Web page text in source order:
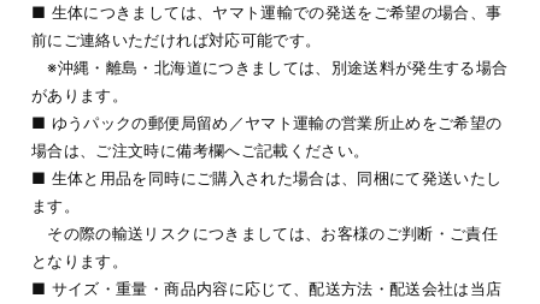
■ 生体につきましては、ヤマト運輸での発送をご希望の場合、事
前にご連絡いただければ対応可能です。
※沖縄・離島・北海道につきましては、別途送料が発生する場合
があります。
■ ゆうパックの郵便局留め／ヤマト運輸の営業所止めをご希望の
場合は、ご注文時に備考欄へご記載ください。
■ 生体と用品を同時にご購入された場合は、同梱にて発送いたし
ます。
その際の輸送リスクにつきましては、お客様のご判断・ご責任
となります。
■ サイズ・重量・商品内容に応じて、配送方法・配送会社は当店